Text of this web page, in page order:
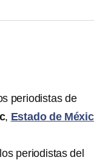
periodistas de
, Estado de
periodistas del